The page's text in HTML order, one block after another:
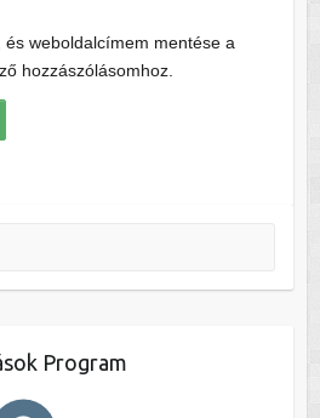
weboldalcímem mentése a
hozzászólásomhoz.
Program